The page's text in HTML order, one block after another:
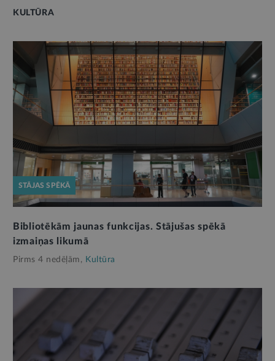
KULTŪRA
STĀJAS SPĒKĀ
Bibliotēkām jaunas funkcijas. Stājušas spēkā
izmaiņas likumā
Pirms 4 nedēļām, Kultūra